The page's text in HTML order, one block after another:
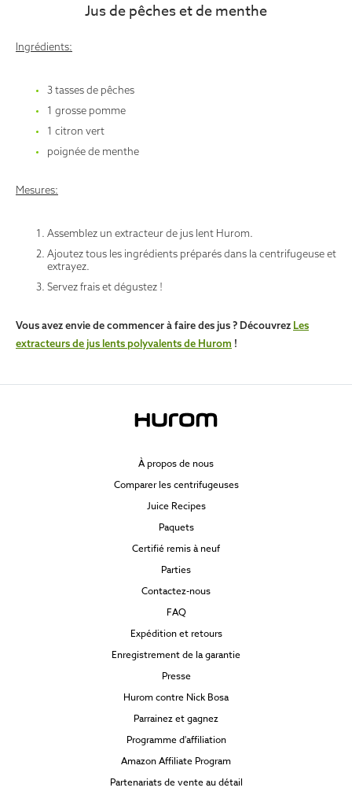
Jus de pêches et de menthe
Ingrédients:
3 tasses de pêches
1 grosse pomme
1 citron vert
poignée de menthe
Mesures:
Assemblez un extracteur de jus lent Hurom.
Ajoutez tous les ingrédients préparés dans la centrifugeuse et
extrayez.
Servez frais et dégustez !
Vous avez envie de commencer à faire des jus ? Découvrez Les
extracteurs de jus lents polyvalents de Hurom !
À propos de nous
Comparer les centrifugeuses
Juice Recipes
Paquets
Certifié remis à neuf
Parties
Contactez-nous
FAQ
Expédition et retours
Enregistrement de la garantie
Presse
Hurom contre Nick Bosa
Parrainez et gagnez
Programme d'affiliation
Amazon Affiliate Program
Partenariats de vente au détail